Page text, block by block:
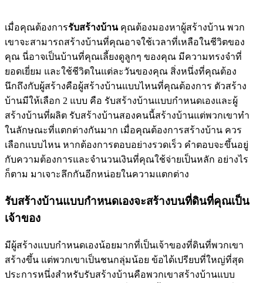
เมื่อคุณต้องการรับสร้างบ้านคุณต้องมองหาผู้สร้างบ้าน พวก
เขาจะสามารถสร้างบ้านที่คุณอาจใช้เวลาที่เหลือในชีวิตของ
คุณ นี่อาจเป็นบ้านที่คุณเลี้ยงดูลูกๆ ของคุณ มีความทรงจำที่
ยอดเยี่ยม และใช้ชีวิตในแต่ละวันของคุณ สิ่งหนึ่งที่คุณต้อง
นึกถึงกับผู้สร้างคือผู้สร้างบ้านแบบไหนที่คุณต้องการ ตัวสร้าง
บ้านมีให้เลือก 2 แบบ คือ รับสร้างบ้านแบบกำหนดเองและผู้
สร้างบ้านที่ผลิต รับสร้างบ้านสองคนนี้สร้างบ้านแต่พวกเขาทำ
ในลักษณะที่แตกต่างกันมาก เมื่อคุณต้องการสร้างบ้าน ควร
เลือกแบบไหน หากต้องการตอบอย่างรวดเร็ว คำตอบจะขึ้นอยู่
กับความต้องการและจำนวนเงินที่คุณใช้จ่ายเป็นหลัก อย่างไร
ก็ตาม มาเจาะลึกกันอีกหน่อยในความแตกต่าง
รับสร้างบ้านแบบกำหนดเองจะสร้างบนที่ดินที่คุณเป็น
เจ้าของ
มีผู้สร้างแบบกำหนดเองน้อยมากที่เป็นเจ้าของที่ดินที่พวกเขา
สร้างขึ้น แต่พวกเขาเป็นชนกลุ่มน้อย ข้อได้เปรียบที่ใหญ่ที่สุด
ประการหนึ่งสำหรับรับสร้างบ้านคือพวกเขาสร้างบ้านแบบ